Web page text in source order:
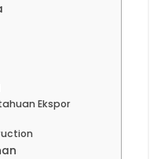
Ekspor